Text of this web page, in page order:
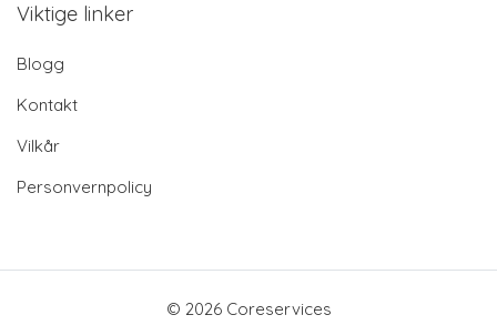
Viktige linker
Blogg
Kontakt
Vilkår
Personvernpolicy
© 2026 Coreservices